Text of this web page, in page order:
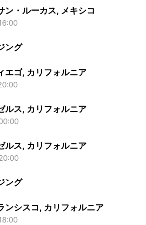
ン・ルーカス, メキシコ
ング
エゴ, カリフォルニア
ルス, カリフォルニア
ルス, カリフォルニア
ング
ンシスコ, カリフォルニア